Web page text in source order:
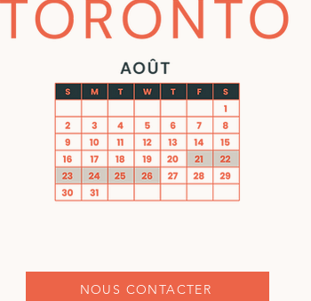
NOUS CONTACTER